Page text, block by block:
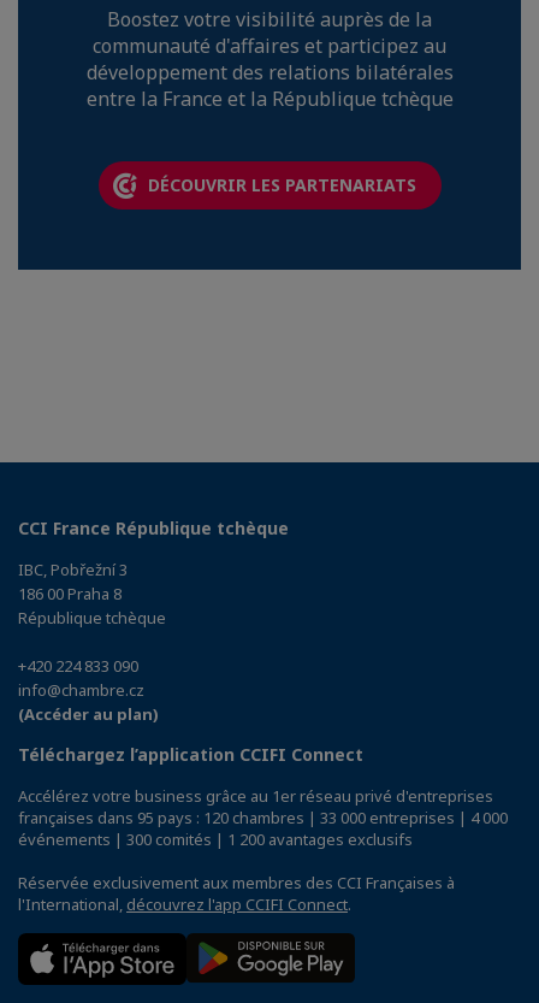
Boostez votre visibilité auprès de la
communauté d'affaires et participez au
développement des relations bilatérales
entre la France et la République tchèque
DÉCOUVRIR LES PARTENARIATS
CCI France République tchèque
IBC, Pobřežní 3
186 00 Praha 8
République tchèque
+420 224 833 090
info@chambre.cz
(Accéder au plan)
Téléchargez l’application CCIFI Connect
Accélérez votre business grâce au 1er réseau privé d'entreprises
françaises dans 95 pays : 120 chambres | 33 000 entreprises | 4 000
événements | 300 comités | 1 200 avantages exclusifs
Réservée exclusivement aux membres des CCI Françaises à
l'International, découvrez l'app CCIFI Connect.